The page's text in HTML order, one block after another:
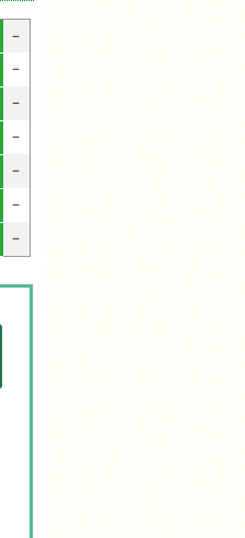
－
－
－
－
－
－
－